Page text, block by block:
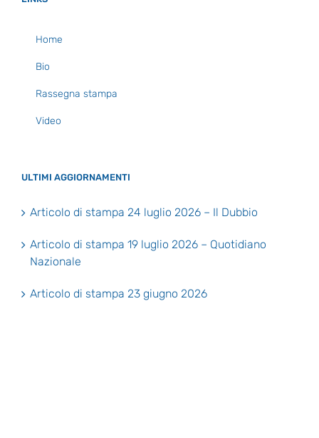
Home
Bio
Rassegna stampa
Video
ULTIMI AGGIORNAMENTI
Articolo di stampa 24 luglio 2026 – Il Dubbio
Articolo di stampa 19 luglio 2026 – Quotidiano
Nazionale
Articolo di stampa 23 giugno 2026